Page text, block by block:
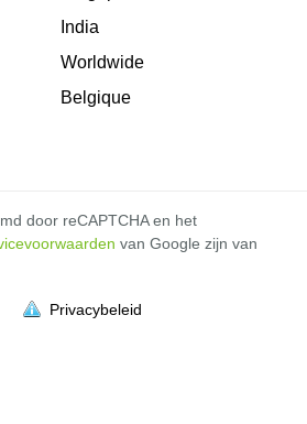
India
Worldwide
Belgique
door reCAPTCHA en het
van Google zijn van
Privacybeleid